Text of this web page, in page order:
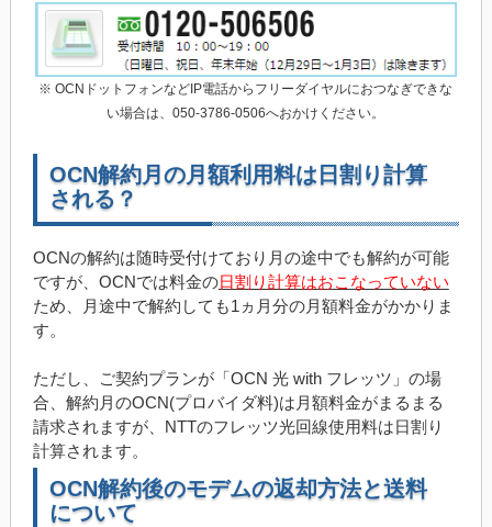
※ OCNドットフォンなどIP電話からフリーダイヤルにおつなぎできな
い場合は、050-3786-0506へおかけください。
OCN解約月の月額利用料は日割り計算
される？
OCNの解約は随時受付けており月の途中でも解約が可能
ですが、OCNでは料金の日割り計算はおこなっていない
ため、月途中で解約しても1ヵ月分の月額料金がかかりま
す。
ただし、ご契約プランが「OCN 光 with フレッツ」の場
合、解約月のOCN(プロバイダ料)は月額料金がまるまる
請求されますが、NTTのフレッツ光回線使用料は日割り
計算されます。
OCN解約後のモデムの返却方法と送料
について